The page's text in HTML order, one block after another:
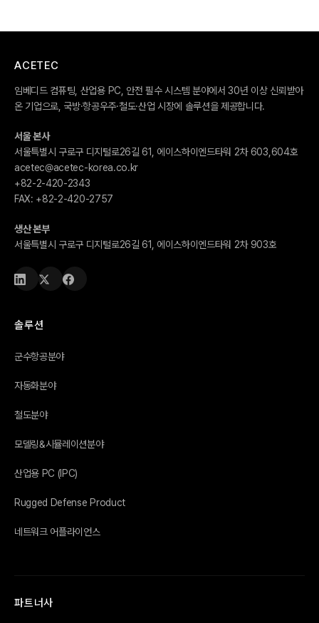
ACETEC
임베디드 컴퓨팅, 산업용 PC, 안전 필수 시스템 분야에서 30년 이상 신뢰받아
온 기업으로, 국방·항공우주·철도·산업 시장에 솔루션을 제공합니다.
서울 본사
서울특별시 구로구 디지털로26길 61, 에이스하이엔드타워 2차 603,604호
acetec@acetec-korea.co.kr
+82-2-420-2343
FAX: +82-2-420-2757
생산 본부
서울특별시 구로구 디지털로26길 61, 에이스하이엔드타워 2차 903호
솔루션
군수항공분야
자동화분야
철도분야
모델링&시뮬레이션분야
산업용 PC (IPC)
Rugged Defense Product
네트워크 어플라이언스
파트너사